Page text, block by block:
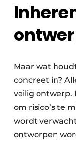
Maar wat
concreet in?
veilig ontwerp.
om risico’s te
wordt
ontworpen